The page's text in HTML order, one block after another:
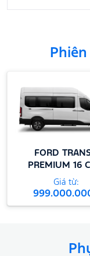
FORD
PREMIUM 16
Giá từ: